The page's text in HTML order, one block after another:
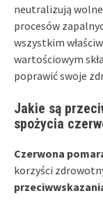
neutralizują
procesów
wszystkim
wartościowym
poprawić swoje
Jakie są
spożycia
Czerwona
korzyści